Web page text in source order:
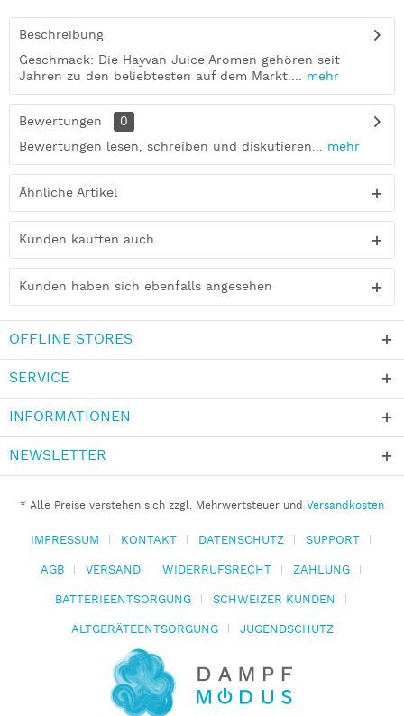
Beschreibung
Geschmack: Die Hayvan Juice Aromen gehören seit
Jahren zu den beliebtesten auf dem Markt.... mehr
Bewertungen
0
Bewertungen lesen, schreiben und diskutieren... mehr
Ähnliche Artikel
Kunden kauften auch
Kunden haben sich ebenfalls angesehen
OFFLINE STORES
SERVICE
INFORMATIONEN
NEWSLETTER
* Alle Preise verstehen sich zzgl. Mehrwertsteuer und Versandkosten
IMPRESSUM KONTAKT DATENSCHUTZ
SUPPORT
AGB
VERSAND WIDERRUFSRECHT
ZAHLUNG
BATTERIEENTSORGUNG
SCHWEIZER KUNDEN
ALTGERÄTEENTSORGUNG
JUGENDSCHUTZ